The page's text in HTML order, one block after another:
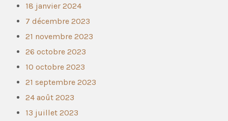
18 janvier 2024
7 décembre 2023
21 novembre 2023
26 octobre 2023
10 octobre 2023
21 septembre 2023
24 août 2023
13 juillet 2023